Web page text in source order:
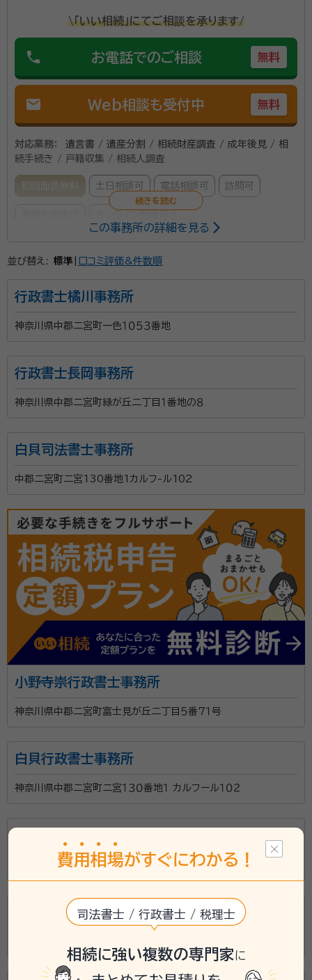
親族や関係者が集まる場へご訪問してのお話も柔軟に
対応いたしますのでお気軽にご相談ください。
所属団体： 神奈川行政書士会、神奈川県社会保険労務士会
\「いい相続」にてご相談を承ります/
phone お電話でのご相談 無料
mail Web相談も受付中 無料
対応業務：
遺言書 / 遺産分割 / 相続財産調査 / 成年後見 / 相
続手続き / 戸籍収集 / 相続人調査
初回面談無料 土日相談可 電話相談可 訪問可
経歴： 介護支援専門員の知識を活かし、在宅専門の薬局での長く管理者
として経験してきました。
する行政書士事務所です。 代表の角田は、薬剤師・介護
支援専門員(ケアマネジャー)・FP2級・行政書士という4
師として医療現場に立ち、介護支援専門員としてご高齢
の方やそのご家族と向き合う中で、「もしものときにど
い」という切実な声を数多く聞いてきました。この経験
から、単なる書類作成にとどまらず、医療・介護の現場
感覚を踏まえたご提案ができることが強みです。 【対応
可能な業務】 ・遺言書の作成サポート ・相続手続きに関
するご相談 ・任意後見契約に関するご相談 ・死後事務委
任契約書の作成 ・「親なきあと」問題(障がいのあるお子
様の将来設計)に関するご相談 専門用語をなるべく使
わず、わかりやすい説明を心がけております。「何から始
めればいいかわからない」という段階からでも、お気軽
にご相談ください。
所属団体：神奈川県行政書士会
この事務所の詳細を見る
並び替え: 標準 口コミ評価&件数順
行政書士橘川事務所
神奈川県中郡二宮町一色１０５３番地
行政書士長岡事務所
神奈川県中郡二宮町緑が丘二丁目１番地の８
白貝司法書士事務所
中郡二宮町二宮130番地1カルフ-ル102
小野寺崇行政書士事務所
神奈川県中郡二宮町富士見が丘二丁目５番７１号
白貝行政書士事務所
神奈川県中郡二宮町二宮１３０番地１ カルフール１０２
神奈川県中郡二宮町二宮１５０６－１２
杉本行政書士事務所
費用 相場がすぐにわかる！
司法書士 / 行政書士 / 税理士
相続に強い複数の専門家に